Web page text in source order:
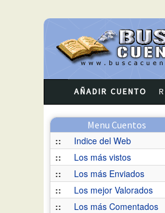
AÑADIR CUENTO
Menu Cuentos
::
Indice del Web
::
Los más vistos
::
Los más Enviados
::
Los mejor Valorados
::
Los más Comentados